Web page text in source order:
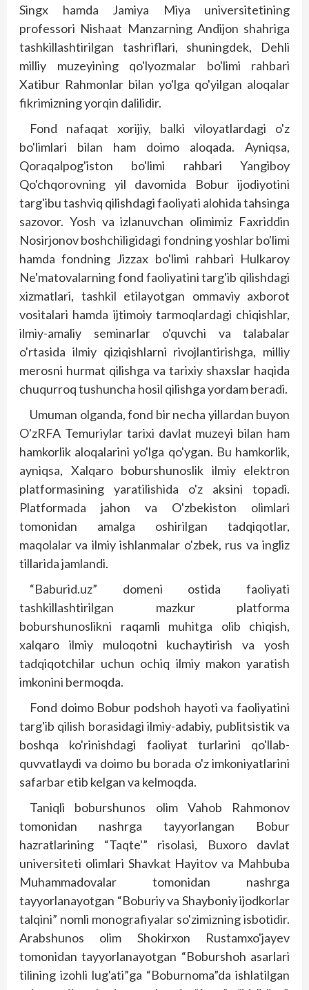
Singx hamda Jamiya Miya universitetining
professori Nishaat Manzarning Andijon shahriga
tashkillashtirilgan tashriflari, shuningdek, Dehli
milliy muzeyining qo'lyozmalar bo'limi rahbari
Xatibur Rahmonlar bilan yo'lga qo'yilgan aloqalar
fikrimizning yorqin dalilidir.
Fond nafaqat xorijiy, balki viloyatlardagi o'z
bo'limlari bilan ham doimo aloqada. Ayniqsa,
Qoraqalpog'iston bo'limi rahbari Yangiboy
Qo'chqorovning yil davomida Bobur ijodiyotini
targ'ibu tashviq qilishdagi faoliyati alohida tahsinga
sazovor. Yosh va izlanuvchan olimimiz Faxriddin
Nosirjonov boshchiligidagi fondning yoshlar bo'limi
hamda fondning Jizzax bo'limi rahbari Hulkaroy
Ne'matovalarning fond faoliyatini targ'ib qilishdagi
xizmatlari, tashkil etilayotgan ommaviy axborot
vositalari hamda ijtimoiy tarmoqlardagi chiqishlar,
ilmiy-amaliy seminarlar o'quvchi va talabalar
o'rtasida ilmiy qiziqishlarni rivojlantirishga, milliy
merosni hurmat qilishga va tarixiy shaxslar haqida
chuqurroq tushuncha hosil qilishga yordam beradi.
Umuman olganda, fond bir necha yillardan buyon
O'zRFA Temuriylar tarixi davlat muzeyi bilan ham
hamkorlik aloqalarini yo'lga qo'ygan. Bu hamkorlik,
ayniqsa, Xalqaro boburshunoslik ilmiy elektron
platformasining yaratilishida o'z aksini topadi.
Platformada jahon va O'zbekiston olimlari
tomonidan amalga oshirilgan tadqiqotlar,
maqolalar va ilmiy ishlanmalar o'zbek, rus va ingliz
tillarida jamlandi.
“Baburid.uz” domeni ostida faoliyati
tashkillashtirilgan mazkur platforma
boburshunoslikni raqamli muhitga olib chiqish,
xalq­aro ilmiy muloqotni kuchaytirish va yosh
tadqiqotchilar uchun ochiq ilmiy makon yaratish
imkonini bermoqda.
Fond doimo Bobur podshoh hayoti va faoliyatini
targ'ib qilish borasidagi ilmiy-adabiy, publitsistik va
boshqa ko'rinishdagi faoliyat turlarini qo'llab-
quvvatlaydi va doimo bu borada o'z imkoniyatlarini
safarbar etib kelgan va kelmoqda.
Taniqli boburshunos olim Vahob Rahmonov
tomonidan nashrga tayyorlangan Bobur
hazratlarining “Taqte'” risolasi, Buxoro davlat
universiteti olimlari Shavkat Hayitov va Mahbuba
Muhammadovalar tomonidan nashrga
tayyorlanayotgan “Boburiy va Shayboniy ijodkorlar
talqini” nomli monografiyalar so'zimizning isbotidir.
Arabshunos olim Shokirxon Rustamxo'jayev
tomonidan tayyorlanayotgan “Boburshoh asarlari
tilining izohli lug'ati”ga “Boburnoma”da ishlatilgan